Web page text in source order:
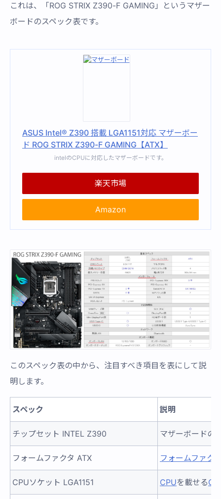
これは、「ROG STRIX Z390-F GAMING」というマザー
ボードのスペック表です。
ASUS Intel® Z390 搭載 LGA1151対応 マザーボー
ド ROG STRIX Z390-F GAMING【ATX】
intelのCPUに対応したマザーボードです。
楽天市場
Amazon
このスペック表の中から、注目すべき項目を表にして説
明します。
スペック 説明
チップセット INTEL Z390 マザーボードの
フォームファクタ ATX フォームファク
CPUソケット LGA1151 CPUを載せる